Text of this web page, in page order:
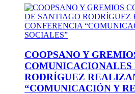
COOPSANO Y
COMUNICACIONALES
RODRÍGUEZ
“COMUNICACIÓN Y